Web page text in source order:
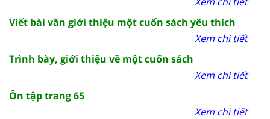
Viết bài văn giới thiệu một cuốn sách yêu thích
Xem chi tiết
Trình bày, giới thiệu về một cuốn sách
Xem chi tiết
Ôn tập trang 65
Xem chi tiết